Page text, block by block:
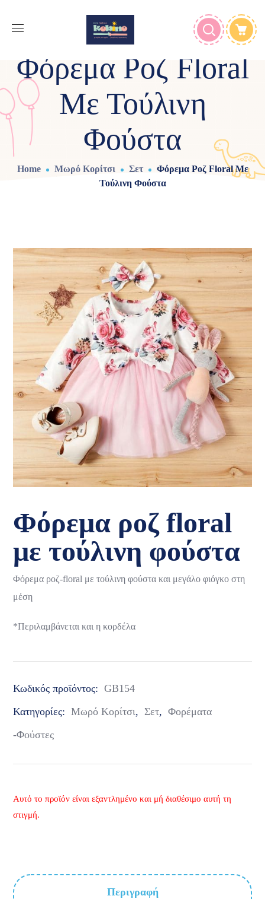
Φόρεμα Ροζ Floral
Με Τούλινη
Φούστα
Home Μωρό Κορίτσι Σετ
Φόρεμα Ροζ Floral Με
Τούλινη Φούστα
Φόρεμα ροζ floral
με τούλινη φούστα
Φόρεμα ροζ-floral με τούλινη φούστα και μεγάλο φιόγκο στη
μέση
*Περιλαμβάνεται και η κορδέλα
Κωδικός προϊόντος: GB154
Κατηγορίες: Μωρό Κορίτσι, Σετ, Φορέματα
-Φούστες
Αυτό το προϊόν είναι εξαντλημένο και μή διαθέσιμο αυτή τη
στιγμή.
Περιγραφή